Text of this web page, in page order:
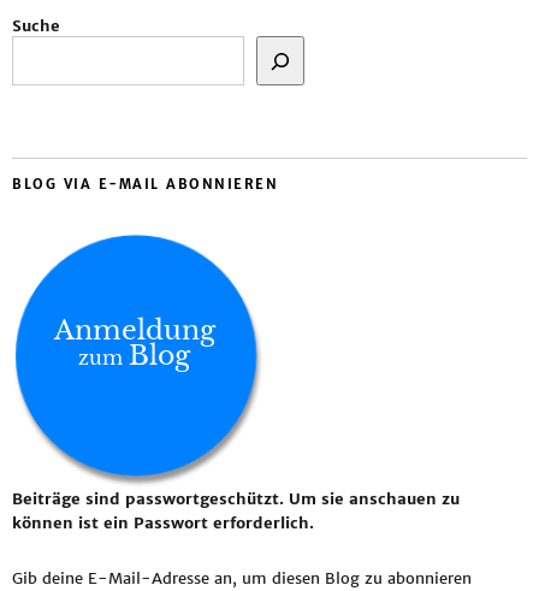
Suche
BLOG VIA E-MAIL ABONNIEREN
Anmeldung
zum Blog
Beiträge sind passwortgeschützt. Um sie anschauen zu
können ist ein Passwort erforderlich.
Gib deine E-Mail-Adresse an, um diesen Blog zu abonnieren